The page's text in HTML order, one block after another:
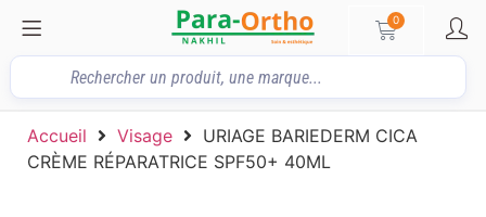
0
Accueil Visage
URIAGE BARIEDERM CICA
CRÈME RÉPARATRICE SPF50+ 40ML